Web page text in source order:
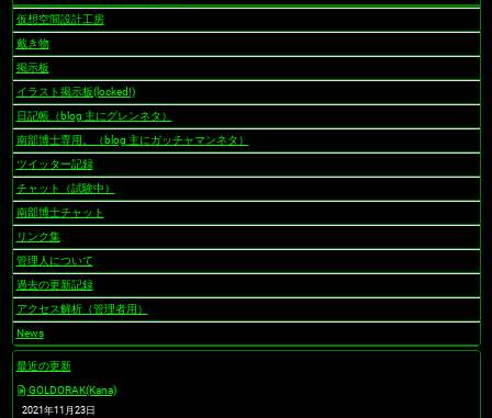
仮想空間設計工房
戴き物
掲示板
イラスト掲示板(locked!)
日記帳（blog 主にグレンネタ）
南部博士専用。（blog 主にガッチャマンネタ）
ツイッター記録
チャット（試験中）
南部博士チャット
リンク集
管理人について
過去の更新記録
アクセス解析（管理者用）
News
最近の更新
GOLDORAK(Kana)
2021年11月23日